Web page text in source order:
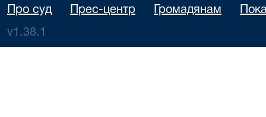
Про суд Прес-центр Громадянам
v1.38.1